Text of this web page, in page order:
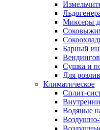
Миксеры
Барный
Сушка и
Для
Климатическое
Сплит-
Водяные